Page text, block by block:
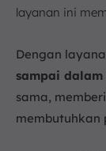
layanan ini
Dengan
sampai
sama,
membutuhkan